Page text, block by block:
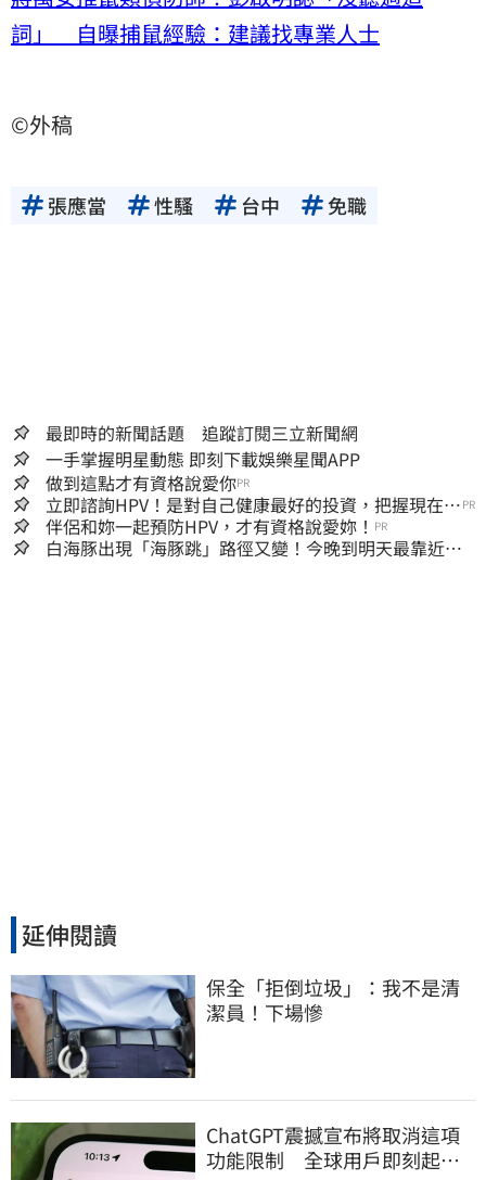
詞」 自曝捕鼠經驗：建議找專業人士
©外稿
張應當 性騷 台中 免職
最即時的新聞話題 追蹤訂閱三立新聞網
一手掌握明星動態 即刻下載娛樂星聞APP
做到這點才有資格說愛你PR
立即諮詢HPV！是對自己健康最好的投資，把握現在不
嫌晚！
PR
伴侶和妳一起預防HPV，才有資格說愛妳！ PR
白海豚出現「海豚跳」路徑又變！今晚到明天最靠近
延伸閱讀
保全「拒倒垃圾」：我不是清
潔員！下場慘
ChatGPT震撼宣布將取消這項
功能限制 全球用戶即刻起